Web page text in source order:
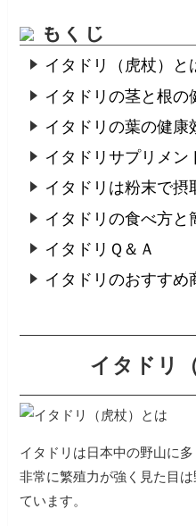
もくじ
イタドリ（虎杖）と
イタドリの茎と根の
イタドリの葉の健康
イタドリサプリメン
イタドリは粉末で摂
イタドリの食べ方と
イタドリＱ＆Ａ
イタドリのおすすめ
イタドリ
イタドリは日本中の野山に
非常に繁殖力が強く見た目
ています。